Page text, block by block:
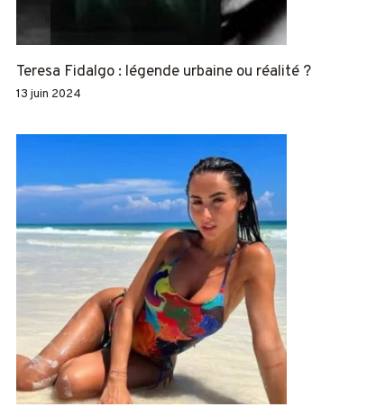
Teresa Fidalgo : légende urbaine ou réalité ?
13 juin 2024